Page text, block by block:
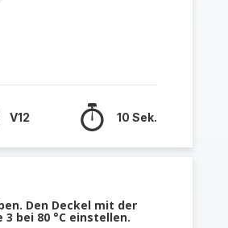
V12 10 Sek.
Den Deckel mit der
bei 80 °C einstellen.